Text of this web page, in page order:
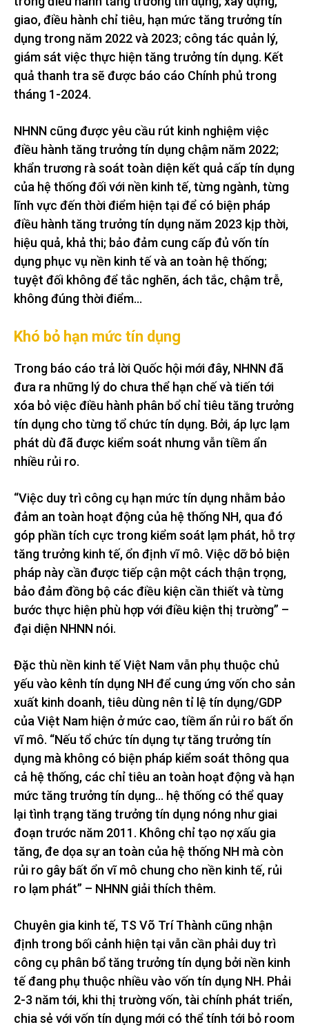
giao, điều hành chỉ tiêu, hạn mức tăng trưởng tín
dụng trong năm 2022 và 2023; công tác quản lý,
giám sát việc thực hiện tăng trưởng tín dụng. Kết
quả thanh tra sẽ được báo cáo Chính phủ trong
tháng 1-2024.
NHNN cũng được yêu cầu rút kinh nghiệm việc
điều hành tăng trưởng tín dụng chậm năm 2022;
khẩn trương rà soát toàn diện kết quả cấp tín dụng
của hệ thống đối với nền kinh tế, từng ngành, từng
lĩnh vực đến thời điểm hiện tại để có biện pháp
điều hành tăng trưởng tín dụng năm 2023 kịp thời,
hiệu quả, khả thi; bảo đảm cung cấp đủ vốn tín
dụng phục vụ nền kinh tế và an toàn hệ thống;
tuyệt đối không để tắc nghẽn, ách tắc, chậm trễ,
không đúng thời điểm…
Khó bỏ hạn mức tín dụng
Trong báo cáo trả lời Quốc hội mới đây, NHNN đã
đưa ra những lý do chưa thể hạn chế và tiến tới
xóa bỏ việc điều hành phân bổ chỉ tiêu tăng trưởng
tín dụng cho từng tổ chức tín dụng. Bởi, áp lực lạm
phát dù đã được kiểm soát nhưng vẫn tiềm ẩn
nhiều rủi ro.
“Việc duy trì công cụ hạn mức tín dụng nhằm bảo
đảm an toàn hoạt động của hệ thống NH, qua đó
góp phần tích cực trong kiểm soát lạm phát, hỗ trợ
tăng trưởng kinh tế, ổn định vĩ mô. Việc dỡ bỏ biện
pháp này cần được tiếp cận một cách thận trọng,
bảo đảm đồng bộ các điều kiện cần thiết và từng
bước thực hiện phù hợp với điều kiện thị trường” –
đại diện NHNN nói.
Đặc thù nền kinh tế Việt Nam vẫn phụ thuộc chủ
yếu vào kênh tín dụng NH để cung ứng vốn cho sản
xuất kinh doanh, tiêu dùng nên tỉ lệ tín dụng/GDP
của Việt Nam hiện ở mức cao, tiềm ẩn rủi ro bất ổn
vĩ mô. “Nếu tổ chức tín dụng tự tăng trưởng tín
dụng mà không có biện pháp kiểm soát thông qua
cả hệ thống, các chỉ tiêu an toàn hoạt động và hạn
mức tăng trưởng tín dụng… hệ thống có thể quay
lại tình trạng tăng trưởng tín dụng nóng như giai
đoạn trước năm 2011. Không chỉ tạo nợ xấu gia
tăng, đe dọa sự an toàn của hệ thống NH mà còn
rủi ro gây bất ổn vĩ mô chung cho nền kinh tế, rủi
ro lạm phát” – NHNN giải thích thêm.
Chuyên gia kinh tế, TS Võ Trí Thành cũng nhận
định trong bối cảnh hiện tại vẫn cần phải duy trì
công cụ phân bổ tăng trưởng tín dụng bởi nền kinh
tế đang phụ thuộc nhiều vào vốn tín dụng NH. Phải
2-3 năm tới, khi thị trường vốn, tài chính phát triển,
chia sẻ với vốn tín dụng mới có thể tính tới bỏ room